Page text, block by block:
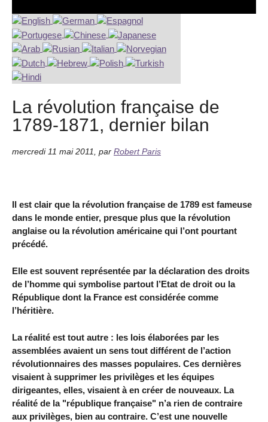
La révolution française de
1789-1871, dernier bilan
mercredi 11 mai 2011 par Robert Paris
Il est clair que la révolution française de 1789 est fameuse
dans le monde entier, presque plus que la révolution
anglaise ou la révolution américaine qui l’ont pourtant
précédé.
Elle est souvent représentée par la déclaration des droits
de l’homme qui symbolise partout l’Etat de droit ou la
République dont la France est considérée comme
l’héritière.
La réalité est tout autre : les lois élaborées par les
assemblées avaient un sens tout différent de l’action
révolutionnaires des masses populaires. Ces dernières
visaient à supprimer les privilèges et les équipes
dirigeantes, elles, visaient à en créer de nouveaux. La
réalité de la "république française" n’a rien de contraire
aux privilèges, bien au contraire. C’est une nouvelle